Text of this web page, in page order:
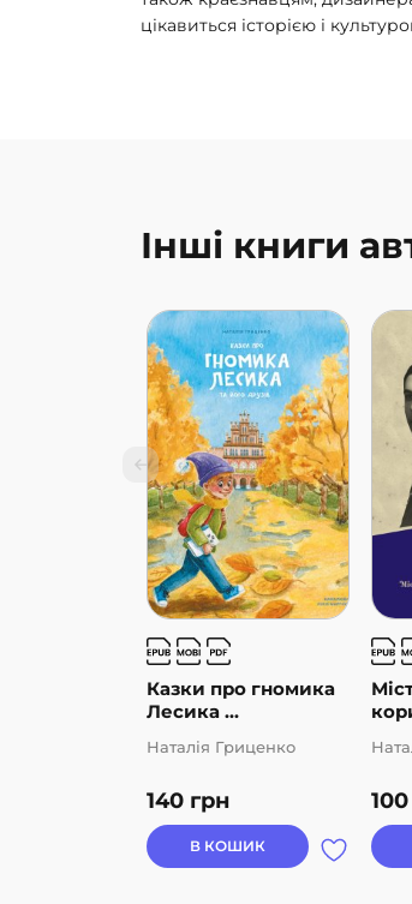
цікавиться історією і
Інші книги
Казки про гномика
Лесика ...
140 грн
Наталія Гриценко
В КОШИК
100